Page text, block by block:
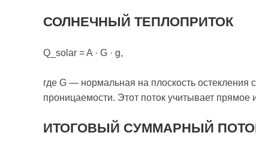
СОЛНЕЧНЫЙ ТЕПЛОПРИТОК
Q_solar = A · G · g,
где G — нормальная на плоскость
проницаемости. Этот поток учитывает
ИТОГОВЫЙ СУММАРНЫЙ